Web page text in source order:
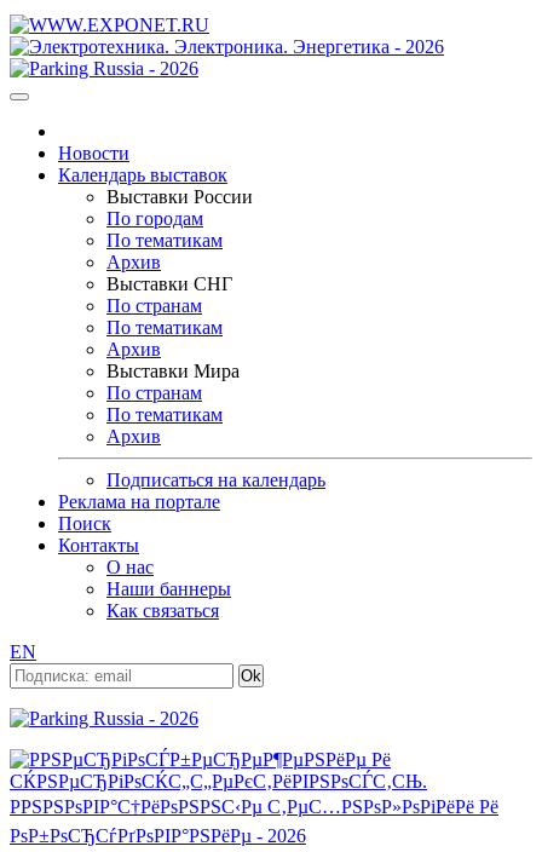
Новости
Календарь выставок
Выставки России
По городам
По тематикам
Архив
Выставки СНГ
По странам
По тематикам
Архив
Выставки Мира
По странам
По тематикам
Архив
Подписаться на календарь
Реклама на портале
Поиск
Контакты
О нас
Наши баннеры
Как связаться
EN